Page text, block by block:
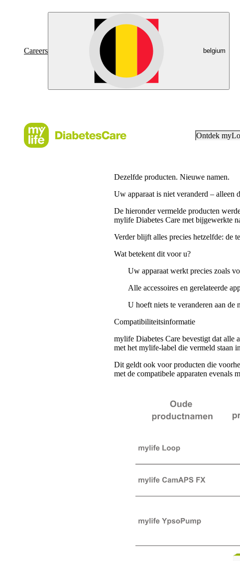
Careers belgium
Ontdek
Dezelfde producten. Nieuwe namen.
Uw apparaat is niet veranderd – alleen
De hieronder vermelde producten
mylife Diabetes Care met bijgewerkte
Verder blijft alles precies hetzelfde: de
Wat betekent dit voor u?
Uw apparaat werkt precies zoals
Alle accessoires en gerelateerde
U hoeft niets te veranderen aan
Compatibiliteitsinformatie
mylife Diabetes Care bevestigt dat alle
met het mylife-label die vermeld staan
Dit geldt ook voor producten die
met de compatibele apparaten evenals